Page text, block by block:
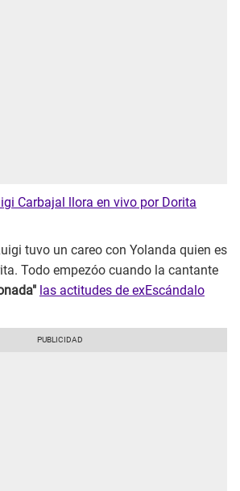
Carbajal llora en vivo por Dorita
tuvo un careo con Yolanda quien es
Todo empezóo cuando la cantante
las actitudes de exEscándalo